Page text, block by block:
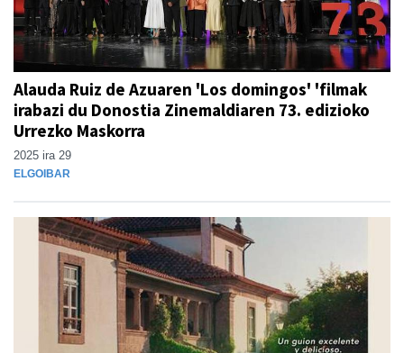
Alauda Ruiz de Azuaren 'Los domingos' 'filmak
irabazi du Donostia Zinemaldiaren 73. edizioko
Urrezko Maskorra
2025 ira 29
ELGOIBAR